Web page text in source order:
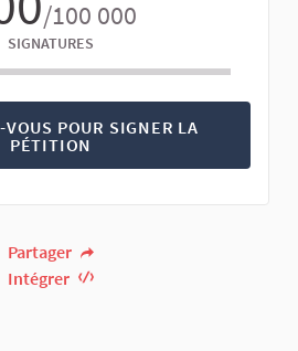
/100 000
SIGNATURES
POUR SIGNER LA
PÉTITION
Partager
Intégrer